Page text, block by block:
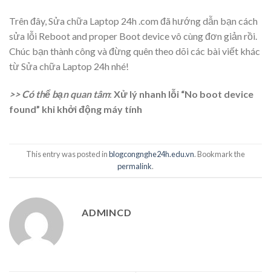
Trên đây, Sửa chữa Laptop 24h .com đã hướng dẫn bạn cách
sửa lỗi Reboot and proper Boot device vô cùng đơn giản rồi.
Chúc bạn thành công và đừng quên theo dõi các bài viết khác
từ Sửa chữa Laptop 24h nhé!
>> Có thể bạn quan tâm: Xử lý nhanh lỗi “No boot device
found” khi khởi động máy tính
This entry was posted inblogcongnghe24h.edu.vn. Bookmark the
permalink.
ADMINCD